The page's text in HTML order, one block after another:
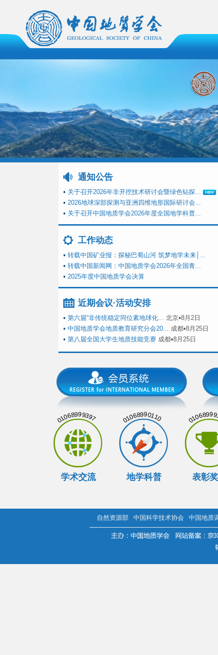
通知公告
▪ 关于召开2026年非开挖技术研讨会暨绿色钻探...
▪ 2026地球深部探测与亚洲四维地形国际研讨会...
▪ 关于召开中国地质学会2026年度全国地学科普...
工作动态
▪ 转载中国矿业报：探秘巴蜀山河 筑梦地学未来│...
▪ 转载中国新闻网：中国地质学会2026年全国青...
▪ 2025年度中国地质学会决算
近期会议·活动安排
▪ 第六届“非传统稳定同位素地球化... 北京▪8月2日
▪ 中国地质学会地质教育研究分会20... 成都▪8月25日
▪ 第八届全国大学生地质技能竞赛 成都▪8月25日
01068999397
学术交流
01068990110
地学科普 表彰
自然资源部 中国科学技术协会 中国地质
.